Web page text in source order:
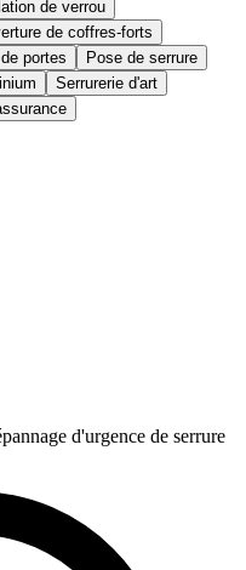
de verrou
de coffres-forts
portes
Pose de serrure
Serrurerie d'art
d'urgence de serrure